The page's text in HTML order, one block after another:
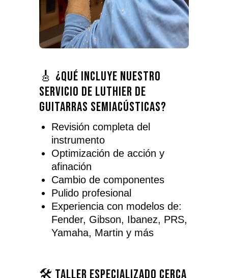
🎸 ¿Qué incluye nuestro
servicio de luthier de
guitarras semiacústicas?
Revisión completa del
instrumento
Optimización de acción y
afinación
Cambio de componentes
Pulido profesional
Experiencia con modelos de:
Fender, Gibson, Ibanez, PRS,
Yamaha, Martin y más
🛠️ Taller especializado cerca